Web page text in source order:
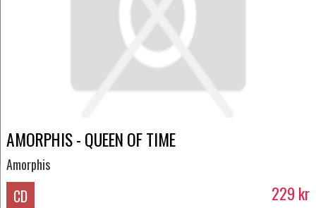
AMORPHIS - QUEEN OF TIME
Amorphis
CD 229 kr